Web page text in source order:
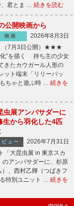
君とま … 続きを読む
公開映画から
映画
2026年8月3日
（7月3日公開）★★★
化”を描く 持ち主の少女
きたカウガール人形の
ット端末「リリーパッ
ちゃと遊ぶ時 … 続きを
虫展アンバサダーに
生から羽化した4匹
ビュー
2026年7月31日
大昆虫展 in 東京スカ
のアンバサダーに、杉原
、西村乙輝（つばきフ
特別ユニット … 続きを